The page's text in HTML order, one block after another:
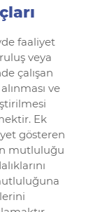
faaliyet
veya
çalışan
ve
Ek
gösteren
mutluluğu